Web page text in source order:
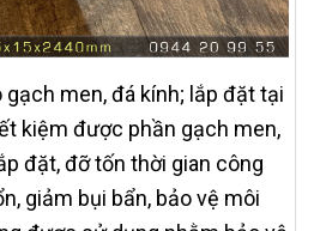
men, đá kính; lắp đặt tại
kiệm được phần gạch men,
đặt, đỡ tốn thời gian công
giảm bụi bẩn, bảo vệ môi